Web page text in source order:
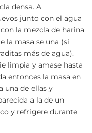
densa. A
junto con el agua
la mezcla de harina
la masa se una (si
más de agua).
limpia y amase hasta
entonces la masa en
una de ellas y
a la de un
y refrigere durante